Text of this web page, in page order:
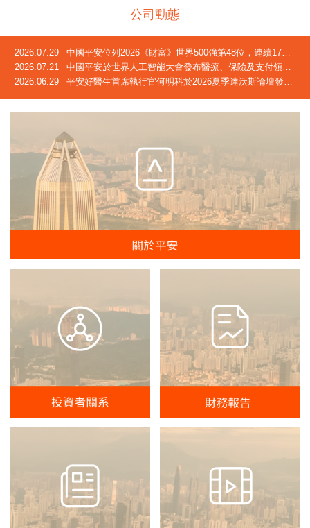
公司動態
2026.07.29
中國平安位列2026《財富》世界500強第48位，連續17年躋身榜單
2026.07.21
中國平安於世界人工智能大會發布醫療、保險及支付領域創新成果
2026.06.29
平安好醫生首席執行官何明科於2026夏季達沃斯論壇發言：中國正迎來「屬於自己的長壽時代」